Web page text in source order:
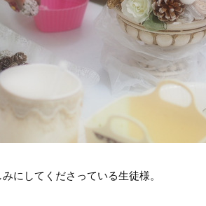
にしてくださっている生徒様。